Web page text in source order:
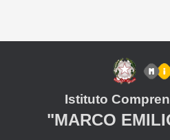
Istituto
"MARCO